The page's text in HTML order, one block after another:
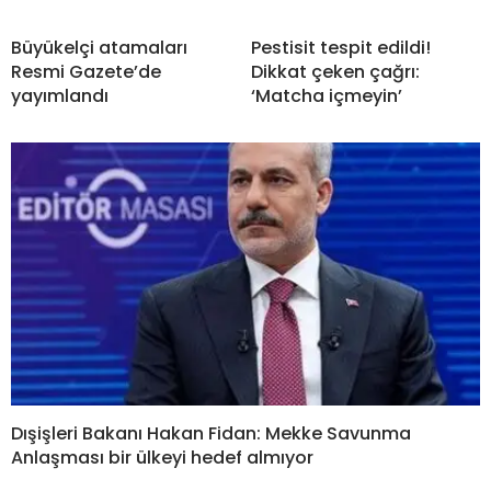
Büyükelçi atamaları
Resmi Gazete’de
yayımlandı
Pestisit tespit edildi!
Dikkat çeken çağrı:
‘Matcha içmeyin’
Dışişleri Bakanı Hakan Fidan: Mekke Savunma
Anlaşması bir ülkeyi hedef almıyor